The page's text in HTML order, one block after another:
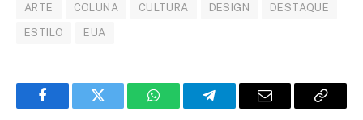
ARTE COLUNA CULTURA DESIGN DESTAQUE
ESTILO EUA
FacebookTwitter WhatsAppTelegramE-
Copiar